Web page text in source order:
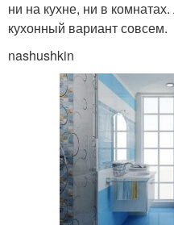
ни на кухне, ни в
кухонный вариант совсем.
nashushkin